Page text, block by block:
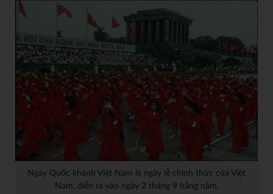
Ngày Quốc khánh Việt Nam là ngày lễ chính thức của Việt
Nam, diễn ra vào ngày 2 tháng 9 hằng năm.